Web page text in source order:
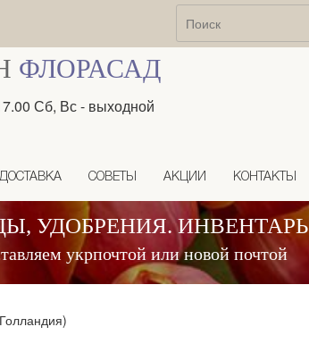
ФЛОРАСАД
Сб, Вс - выходной
ДОСТАВКА СОВЕТЫ АКЦИИ КОНТАКТЫ
УДОБРЕНИЯ. ИНВЕНТАРЬ
укрпочтой или новой почтой